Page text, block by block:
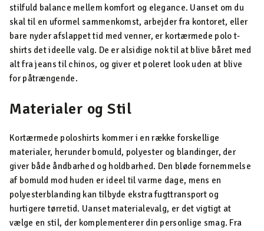
stilfuld balance mellem komfort og elegance. Uanset om du
skal til en uformel sammenkomst, arbejder fra kontoret, eller
bare nyder afslappet tid med venner, er kortærmede polo t-
shirts det ideelle valg. De er alsidige nok til at blive båret med
alt fra jeans til chinos, og giver et poleret look uden at blive
for påtrængende.
Materialer og Stil
Kortærmede poloshirts kommer i en række forskellige
materialer, herunder bomuld, polyester og blandinger, der
giver både åndbarhed og holdbarhed. Den bløde fornemmelse
af bomuld mod huden er ideel til varme dage, mens en
polyesterblanding kan tilbyde ekstra fugttransport og
hurtigere tørretid. Uanset materialevalg, er det vigtigt at
vælge en stil, der komplementerer din personlige smag. Fra